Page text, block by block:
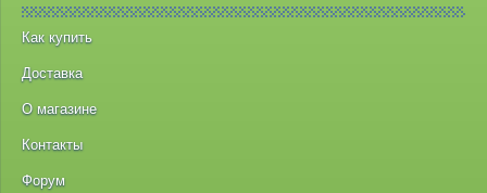
Как купить
Доставка
О магазине
Контакты
Форум